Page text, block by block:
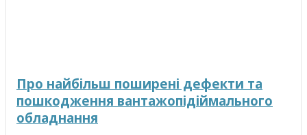
Про найбільш поширені дефекти та
пошкодження вантажопідіймального
обладнання